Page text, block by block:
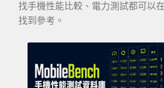
找手機性能比較、電力測試都可以
找到參考。